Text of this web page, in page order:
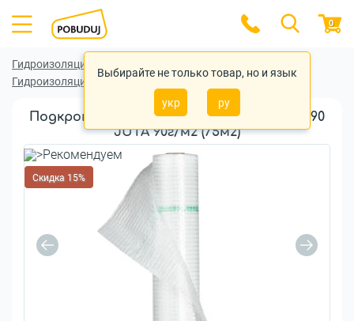
Выбирайте не только товар, но и язык
укр ру
0
Гидроизоляционная пленка
Гидроизоляционная пленка JUTA
Подкровельная плёнка Гидробарьер™ Д90
JUTA 90г/м2 (75м2)
Скидка 15%